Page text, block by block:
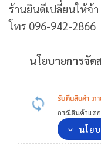
ร้านยินดีเปลี่ยนให้จ้
โทร 096-942-2866
นโยบายการจั
รับคืนสินค้า ภ
กรณีสินค้าแต
นโย